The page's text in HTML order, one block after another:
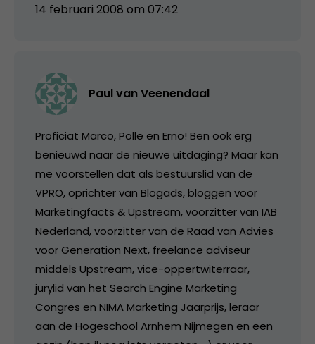
14 februari 2008 om 07:42
Paul van Veenendaal
Proficiat Marco, Polle en Erno! Ben ook erg
benieuwd naar de nieuwe uitdaging? Maar kan
me voorstellen dat als bestuurslid van de
VPRO, oprichter van Blogads, bloggen voor
Marketingfacts & Upstream, voorzitter van IAB
Nederland, voorzitter van de Raad van Advies
voor Generation Next, freelance adviseur
middels Upstream, vice-oppertwiterraar,
jurylid van het Search Engine Marketing
Congres en NIMA Marketing Jaarprijs, leraar
aan de Hogeschool Arnhem Nijmegen en een